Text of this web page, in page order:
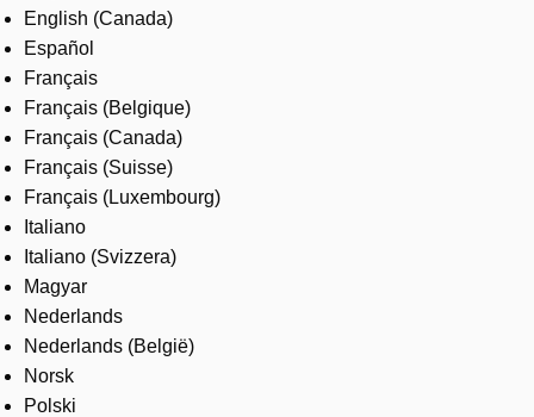
English (Canada)
Español
Français
Français (Belgique)
Français (Canada)
Français (Suisse)
Français (Luxembourg)
Italiano
Italiano (Svizzera)
Magyar
Nederlands
Nederlands (België)
Norsk
Polski